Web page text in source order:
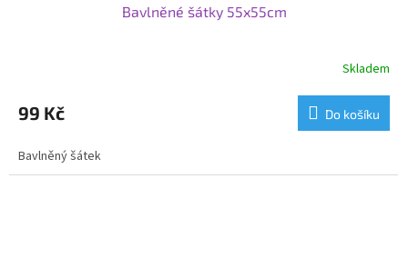
Bavlněné šátky 55x55cm
Skladem
99 Kč Do košíku
Bavlněný šátek